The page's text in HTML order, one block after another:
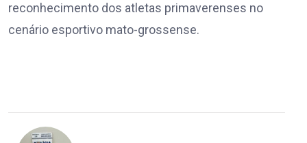
reconhecimento dos atletas primaverenses no
cenário esportivo mato-grossense.